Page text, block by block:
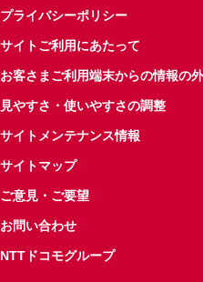
プライバシーポリシー
サイトご利用にあたって
お客さまご利用端末からの情報の
見やすさ・使いやすさの調整
サイトメンテナンス情報
サイトマップ
ご意見・ご要望
お問い合わせ
NTTドコモグループ